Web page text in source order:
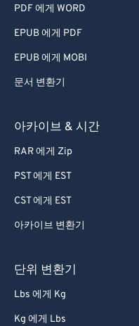
PDF 에게 WORD
EPUB 에게 PDF
EPUB 에게 MOBI
문서 변환기
아카이브 & 시간
RAR 에게 Zip
PST 에게 EST
CST 에게 EST
아카이브 변환기
단위 변환기
Lbs 에게 Kg
Kg 에게 Lbs